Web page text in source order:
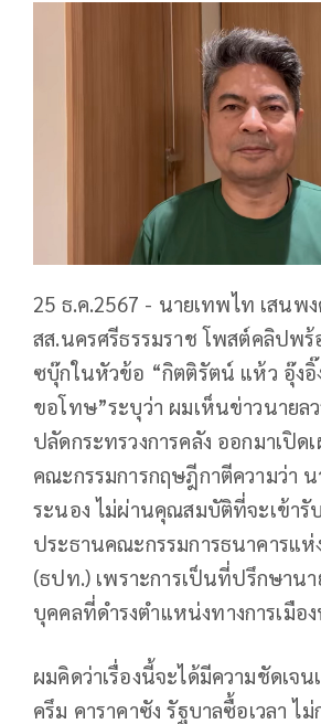
25 ธ.ค.2567 - นายเทพไท เสนพ
สส.นครศรีธรรมราช โพสต์คลิปพ
ซบุ๊กในหัวข้อ “กิตติรัตน์ แห้ว อุ๊งอิ๊
ขอโทษ”ระบุว่า ผมเห็นข่าวนายล
ปลัดกระทรวงการคลัง ออกมาเปิด
คณะกรรมการกฤษฎีกาตีความว่า
ระนอง ไม่ผ่านคุณสมบัติที่จะเข้ารั
ประธานคณะกรรมการธนาคารแห่
(ธปท.) เพราะการเป็นที่ปรึกษาน
บุคคลที่ดำรงตำแหน่งทางการเมือ
ผมคิดว่าเรื่องนี้จะได้มีความชัดเจ
ครึม คาราคาซัง รัฐบาลซื้อเวลา ไ